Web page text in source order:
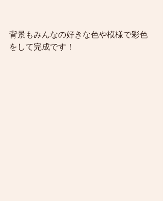
背景もみんなの好きな色や模様で彩色
をして完成です！